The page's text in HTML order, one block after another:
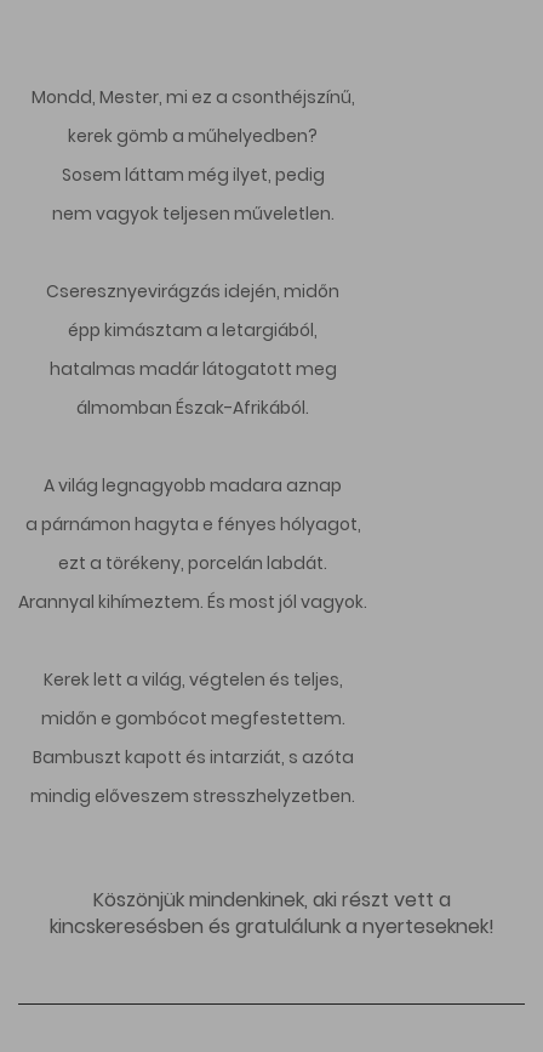
Mondd, Mester, mi ez a csonthéjszínű,
kerek gömb a műhelyedben?
Sosem láttam még ilyet, pedig
nem vagyok teljesen műveletlen.
Cseresznyevirágzás idején, midőn
épp kimásztam a letargiából,
hatalmas madár látogatott meg
álmomban Észak-Afrikából.
A világ legnagyobb madara aznap
a párnámon hagyta e fényes hólyagot,
ezt a törékeny, porcelán labdát.
Arannyal kihímeztem. És most jól vagyok.
Kerek lett a világ, végtelen és teljes,
midőn e gombócot megfestettem.
Bambuszt kapott és intarziát, s azóta
mindig előveszem stresszhelyzetben.
Köszönjük mindenkinek, aki részt vett a
kincskeresésben és gratulálunk a nyerteseknek!